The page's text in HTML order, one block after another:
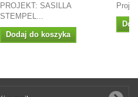
PROJEKT: SASILLA
STEMPEL...
Dodaj do koszyka